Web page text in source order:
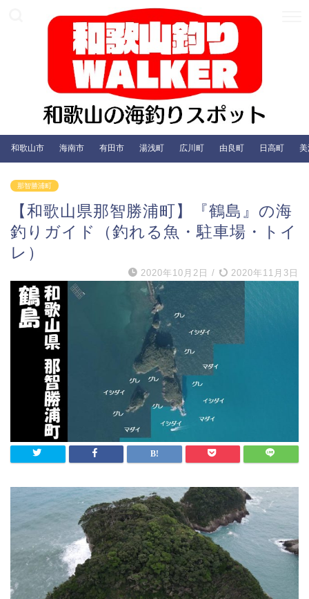
和歌山市 海南市 有田市 湯浅町 広川町 由良町 日高町
那智勝浦町
【和歌山県那智勝浦町】『鶴島』の海
釣りガイド（釣れる魚・駐車場・トイ
レ）
2020年10月2日 / 2020年11月3日